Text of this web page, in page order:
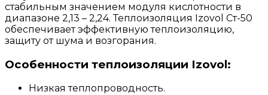
стабильным значением модуля кислотности в
диапазоне 2,13 – 2,24. Теплоизоляция Izovol Ст-50
обеспечивает эффективную теплоизоляцию,
защиту от шума и возгорания.
Особенности теплоизоляции Izovol:
Низкая теплопроводность.